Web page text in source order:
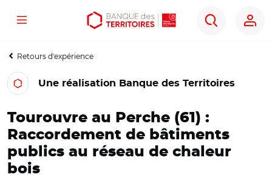
Aller
contenu
Aller
menu
Ouvrir
outils
Menu
Rechercher
Retours d'expérience
Une réalisation Banque des Territoires
Tourouvre au Perche (61) :
Raccordement de bâtiments
publics au réseau de chaleur
bois